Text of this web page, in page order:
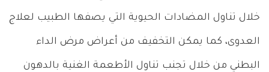
خلال تناول المضادات الحيوية التي يصفها الطبيب لعلاج
العدوى، كما يمكن التخفيف من أعراض مرض الداء
البطني من خلال تجنب تناول الأطعمة الغنية بالدهون